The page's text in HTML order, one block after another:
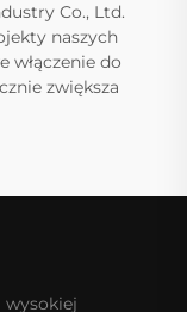
Co., Ltd.
naszych
włączenie do
zwiększa
wysokiej